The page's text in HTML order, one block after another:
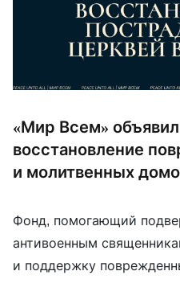
«Мир Всем»
восстановление
и молитвенных
Фонд, помогающий
антивоенным
и поддержку